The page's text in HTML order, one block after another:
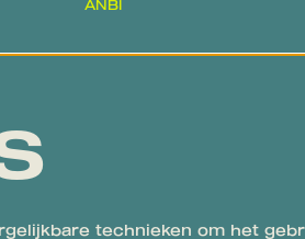
ANBI
technieken om het